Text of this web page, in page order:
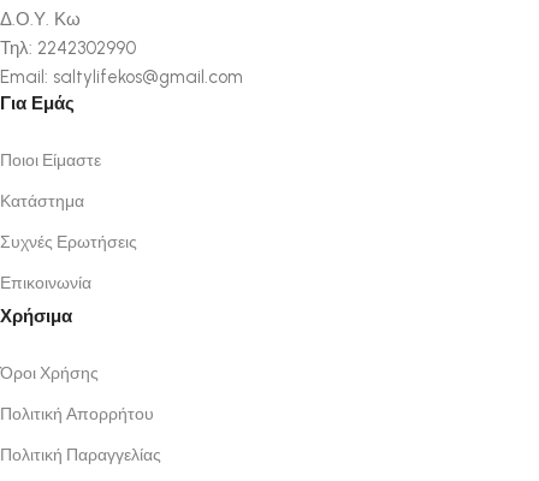
Δ.Ο.Υ. Κω
Τηλ: 2242302990
Email: saltylifekos@gmail.com
Για Εμάς
Ποιοι Είμαστε
Κατάστημα
Συχνές Ερωτήσεις
Επικοινωνία
Χρήσιμα
Όροι Χρήσης
Πολιτική Απορρήτου
Πολιτική Παραγγελίας